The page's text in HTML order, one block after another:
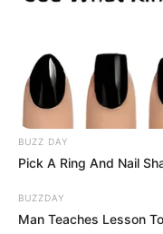
BUZZ DAY
Pick A Ring And Nail
BUZZDAY
Man Teaches Lesson